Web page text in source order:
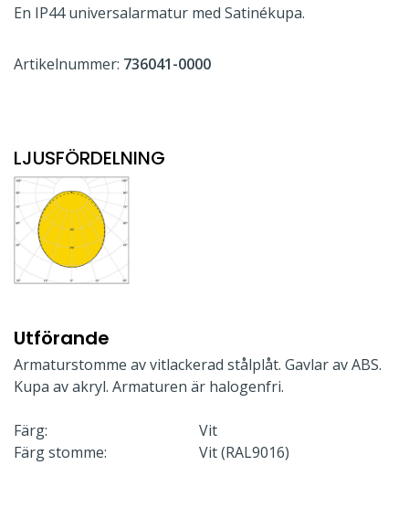
En IP44 universalarmatur med Satinékupa.
Artikelnummer: 736041-0000
LJUSFÖRDELNING
Utförande
Armaturstomme av vitlackerad stålplåt. Gavlar av ABS.
Kupa av akryl. Armaturen är halogenfri.
Färg:
Vit
Färg stomme:
Vit (RAL9016)